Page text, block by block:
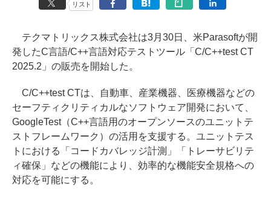
リスト
テクマトリックス株式会社は3月30日、米Parasoftが開
発したC言語/C++言語対応テストツール「C/C++test CT
2025.2」の販売を開始した。
C/C++test CTは、自動車、産業機器、医療機器などの
セーフティクリティカルなソフトウェア開発において、
GoogleTest（C++言語用のオープンソースのユニットテ
ストフレームワーク）の活用を支援する。ユニットテス
トにおける「コードカバレッジ計測」「トレーサビリテ
ィ確保」などの機能により、効率的な機能安全規格への
対応を可能にする。